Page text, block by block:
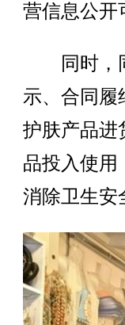
营信息公开
同时，同
示、合同履
护肤产品进
品投入使用
消除卫生安